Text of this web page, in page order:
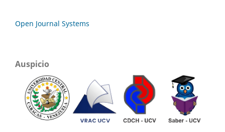
Open Journal Systems
Auspicio